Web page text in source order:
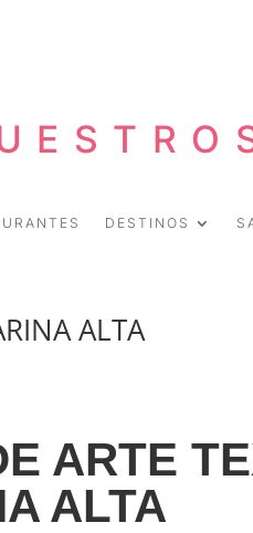
DESTINOS
ALTA
ARTE
ALTA